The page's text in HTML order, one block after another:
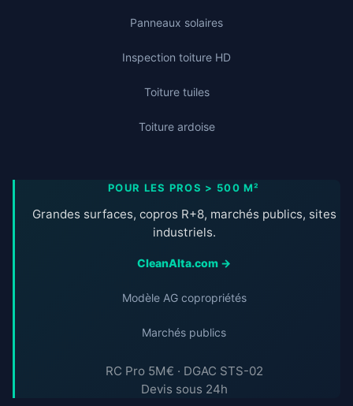
Panneaux solaires
Inspection toiture HD
Toiture tuiles
Toiture ardoise
POUR LES PROS > 500 M²
Grandes surfaces, copros R+8, marchés publics, sites
industriels.
CleanAlta.com →
Modèle AG copropriétés
Marchés publics
RC Pro 5M€ · DGAC STS-02
Devis sous 24h